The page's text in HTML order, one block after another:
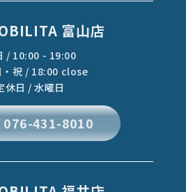
富山店
/ 10:00 - 19:00
・祝 / 18:00 close
休日 / 水曜日
076-431-8010